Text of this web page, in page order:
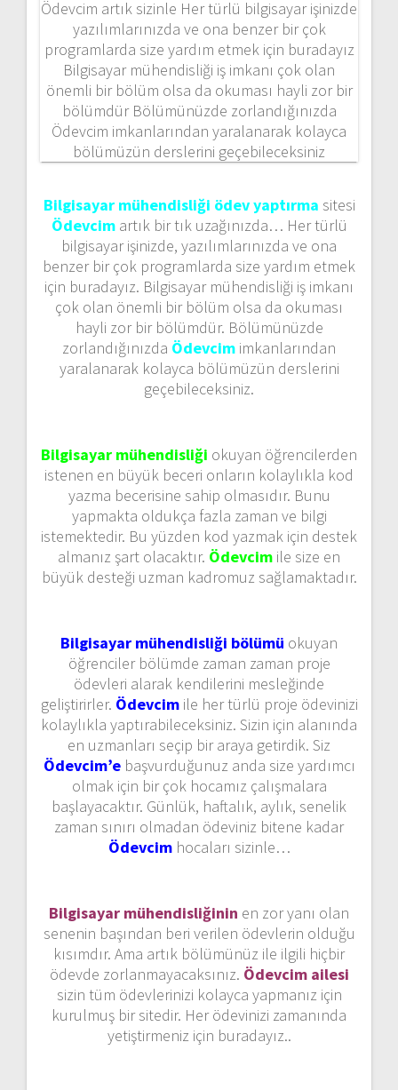
Bilgisayar mühendisliği ödev yaptırma sitesi
Ödevcimartık bir tık uzağınızda… Her türlü
bilgisayar işinizde, yazılımlarınızda ve ona
benzer bir çok programlarda size yardım etmek
için buradayız. Bilgisayar mühendisliği iş imkanı
çok olan önemli bir bölüm olsa da okuması
hayli zor bir bölümdür. Bölümünüzde
zorlandığınızda Ödevcim imkanlarından
yaralanarak kolayca bölümüzün derslerini
geçebileceksiniz.
Bilgisayar mühendisliği okuyan öğrencilerden
istenen en büyük beceri onların kolaylıkla kod
yazma becerisine sahip olmasıdır. Bunu
yapmakta oldukça fazla zaman ve bilgi
istemektedir. Bu yüzden kod yazmak için destek
almanız şart olacaktır. Ödevcim ile size en
büyük desteği uzman kadromuz sağlamaktadır.
Bilgisayar mühendisliği bölümü okuyan
öğrenciler bölümde zaman zaman proje
ödevleri alarak kendilerini mesleğinde
geliştirirler. Ödevcimile her türlü proje ödevinizi
kolaylıkla yaptırabileceksiniz. Sizin için alanında
en uzmanları seçip bir araya getirdik. Siz
Ödevcim’e başvurduğunuz anda size yardımcı
olmak için bir çok hocamız çalışmalara
başlayacaktır. Günlük, haftalık, aylık, senelik
zaman sınırı olmadan ödeviniz bitene kadar
Ödevcimhocaları sizinle…
Bilgisayar mühendisliğinin en zor yanı olan
senenin başından beri verilen ödevlerin olduğu
kısımdır. Ama artık bölümünüz ile ilgili hiçbir
ödevde zorlanmayacaksınız. Ödevcim ailesi
sizin tüm ödevlerinizi kolayca yapmanız için
kurulmuş bir sitedir. Her ödevinizi zamanında
yetiştirmeniz için buradayız..